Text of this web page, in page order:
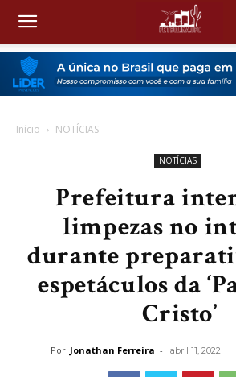
Início NOTÍCIAS
NOTÍCIAS
Prefeitura
limpezas no
durante
espetáculos da
Cristo’
Por Jonathan Ferreira - abril 11, 2022